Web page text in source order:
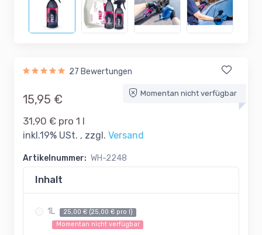
27 Bewertungen
Momentan nicht verfügbar
15,95 €
31,90 € pro 1 l
inkl.19% USt. , zzgl. Versand
Artikelnummer: WH-2248
Inhalt
1L
25,00 € (25,00 € pro l)
Momentan nicht verfügbar